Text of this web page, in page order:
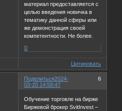
материал предоставляется с
целью введения новичка в
тематику данной сферы или
же демонстрация своей
компетентности. Не более.
0
Цитировать
Поделиться 6
2024-
03-20 14:58:47
Обучение торговле на бирже
Биржевой брокер SvitInvest –